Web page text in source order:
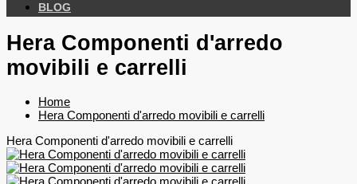
BLOG
Hera Componenti d'arredo
movibili e carrelli
Home
Hera Componenti d'arredo movibili e carrelli
Hera Componenti d'arredo movibili e carrelli